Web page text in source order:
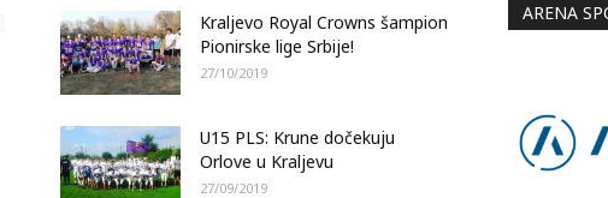
Kraljevo Royal Crowns šampion
Pionirske lige Srbije!
27/10/2019
U15 PLS: Krune dočekuju
Orlove u Kraljevu
27/09/2019
ARENA